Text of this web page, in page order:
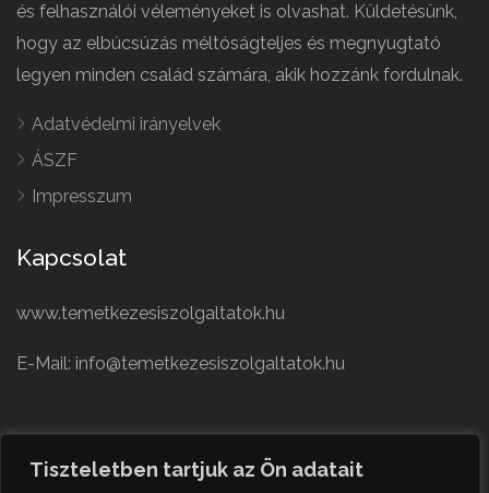
Tiszteletben tartjuk az Ön adatait
és felhasználói véleményeket is olvashat. Küldetésünk,
hogy az elbúcsúzás méltóságteljes és megnyugtató
legyen minden család számára, akik hozzánk fordulnak.
Adatvédelmi irányelvek
ÁSZF
Impresszum
Kapcsolat
www.temetkezesiszolgaltatok.hu
E-Mail: info@temetkezesiszolgaltatok.hu
German